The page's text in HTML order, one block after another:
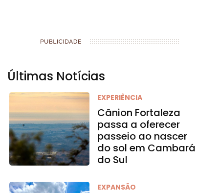
Últimas Notícias
EXPERIÊNCIA
Cânion Fortaleza
passa a oferecer
passeio ao nascer
do sol em Cambará
do Sul
EXPANSÃO